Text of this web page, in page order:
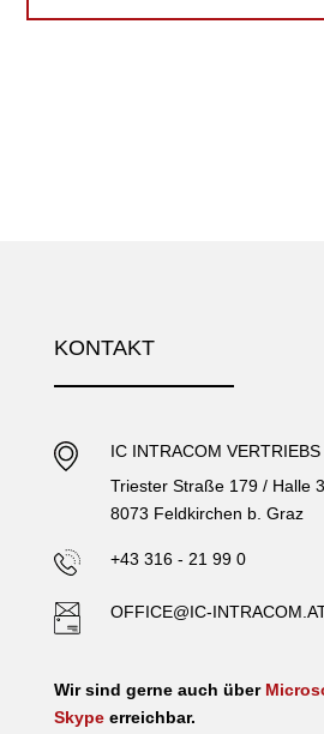
KONTAKT
IC INTRACOM VERTRIEBS
Triester Straße 179 / Halle 3,
8073 Feldkirchen b. Graz
+43 316 - 21 99 0
OFFICE@IC-
Wir sind gerne auch über
Skypeerreichbar.